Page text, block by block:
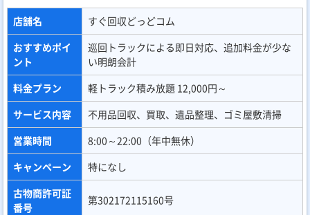
店舗名
すぐ回収どっどコム
おすすめポイ
ント
巡回トラックによる即日対応、追加料金が少な
い明朗会計
料金プラン
軽トラック積み放題 12,000円～
サービス内容
不用品回収、買取、遺品整理、ゴミ屋敷清掃
営業時間
8:00～22:00（年中無休）
キャンペーン
特になし
古物商許可証
番号
第302172115160号